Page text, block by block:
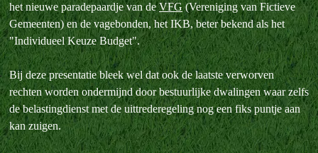
het nieuwe paradepaardje van deVFG(Vereniging van Fictieve
Gemeenten) en de vagebonden, het IKB, beter bekend als het
"Individueel Keuze Budget".
Bij deze presentatie bleek wel dat ook de laatste verworven
rechten worden ondermijnd door bestuurlijke dwalingen waar zelfs
de belastingdienst met de uittrederegeling nog een fiks puntje aan
kan zuigen.